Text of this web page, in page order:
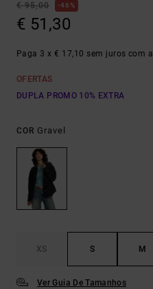
€ 95,00 46%
€ 51,30
Paga 3 x € 17,10 sem juros com a
OFERTAS
DUPLA PROMO 10% EXTRA
COR Gravel
XS S M
Ver Guia De Tamanhos